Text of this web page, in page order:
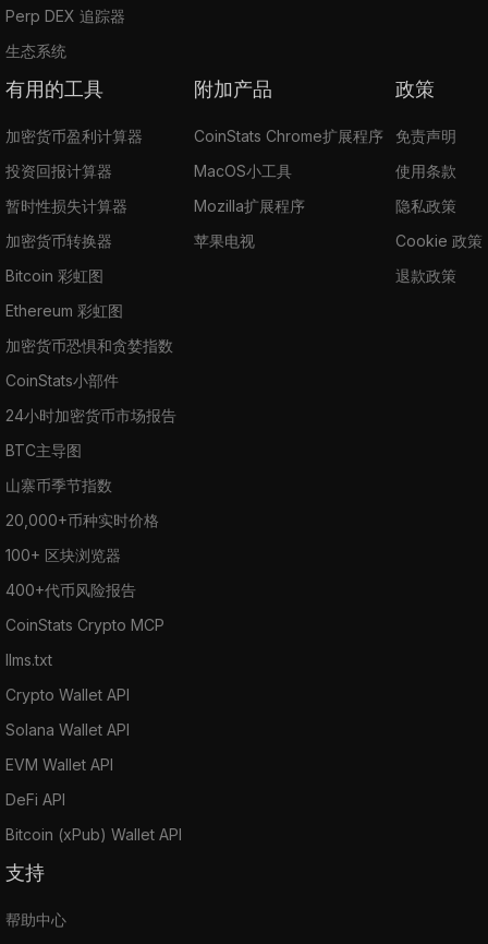
Perp DEX 追踪器
生态系统
有用的工具
加密货币盈利计算器
投资回报计算器
暂时性损失计算器
加密货币转换器
Bitcoin 彩虹图
Ethereum 彩虹图
加密货币恐惧和贪婪指数
CoinStats小部件
24小时加密货币市场报告
BTC主导图
山寨币季节指数
20,000+币种实时价格
100+ 区块浏览器
400+代币风险报告
CoinStats Crypto MCP
llms.txt
Crypto Wallet API
Solana Wallet API
EVM Wallet API
DeFi API
Bitcoin (xPub) Wallet API
附加产品
CoinStats Chrome扩展程序
MacOS小工具
Mozilla扩展程序
苹果电视
政策
免责声明
使用条款
隐私政策
Cookie 政策
退款政策
支持
帮助中心